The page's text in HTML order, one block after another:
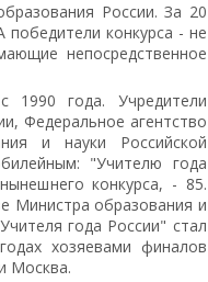
России. За 20
победители конкурса - не
непосредственное
1990 года. Учредители
Федеральное агентство
и науки Российской
"Учителю года
конкурса, - 85.
Министра образования и
года России" стал
хозяевами финалов
Москва.